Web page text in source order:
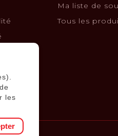
Ma liste de
Tous les
les